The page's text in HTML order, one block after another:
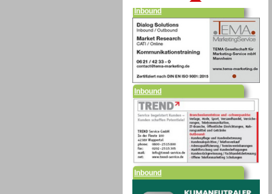
Inbound
Inbound